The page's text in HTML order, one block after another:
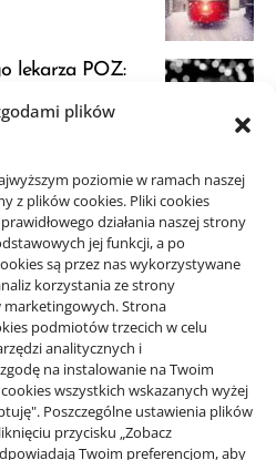
plików
poziomie w ramach naszej
z plików cookies. Pliki cookies
działania naszej strony
jej funkcji, a po
są przez nas wykorzystywane
korzystania ze strony
Strona
podmiotów trzecich w celu
analitycznych i
na instalowanie na Twoim
wszystkich wskazanych wyżej
Poszczególne ustawienia plików
przycisku „Zobacz
Twoim preferencjom, aby
lekarza POZ:
księgową przed